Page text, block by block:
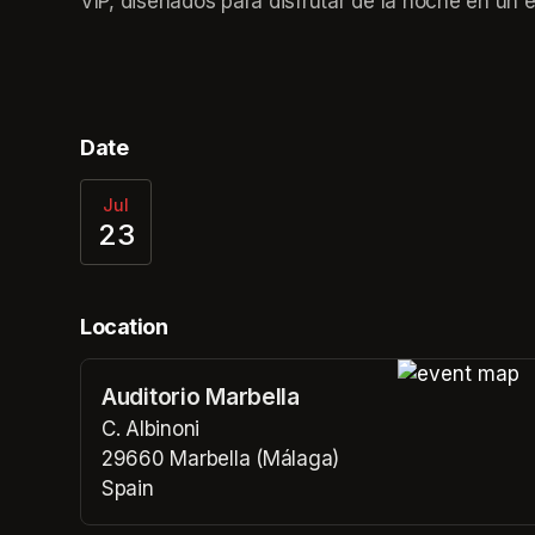
Date
Jul
23
Location
Auditorio Marbella
C. Albinoni
29660 Marbella (Málaga)
Spain